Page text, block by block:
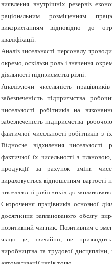
виявлення внутрішніх резервів
раціональним розміщенням
використанням відповідно до
кваліфікації.
Аналіз чисельності персоналу
окремо, оскільки роль і значення
діяльності підприємства різні.
Аналізуючи чисельність
забезпеченість підприємства
чисельності робітників на
забезпеченість підприємства
фактичної чисельності робітників з
Відносне відхилення чисельності
фактичної їх чисельності з
продукції за рахунок зміни
вираховується відношенням вартості
чисельності робітників, до
Скорочення працівників основної
досягнення запланованого обсягу
позитивний чинник. Позитивним є
якщо це, звичайно, не призводить
виробництва та трудової